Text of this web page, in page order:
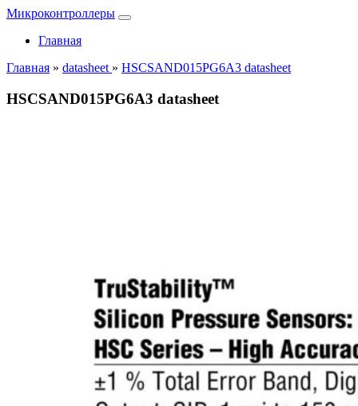
Микроконтроллеры
Главная
Главная » datasheet » HSCSAND015PG6A3 datasheet
HSCSAND015PG6A3 datasheet